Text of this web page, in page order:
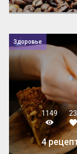
Здоровье
1149 23
4